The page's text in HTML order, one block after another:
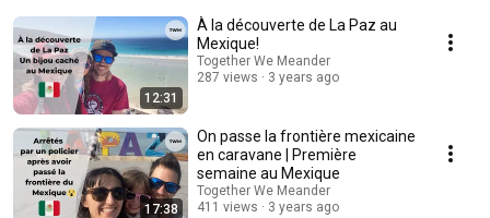
12:31
À la découverte de La Paz au
Mexique!
Together We Meander
287 views
3 years ago
17:38
On passe la frontière mexicaine
en caravane | Première
semaine au Mexique
Together We Meander
411 views
3 years ago